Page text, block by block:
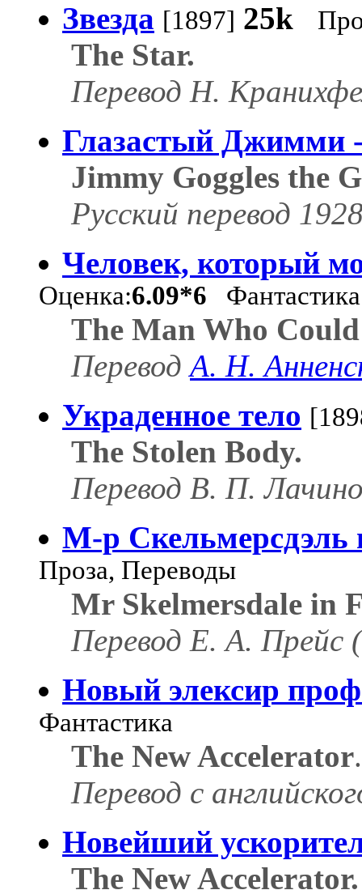
Звезда [1897] 25k
The Star.
Перевод Н.
Глазастый Джимми
Jimmy Goggles the
Русский перевод
Человек, который
Оценка:6.09*6 Фантастика
The Man Who
ПереводА. Н.
Украденное тело
The Stolen Body.
Перевод В. П.
М-р Скельмерсдэль
Проза, Переводы
Mr Skelmersdale in
Перевод Е. А. Прейс
Новый элексир
Фантастика
The New Accelerator.
Перевод с
Новейший
The New Accelerator.